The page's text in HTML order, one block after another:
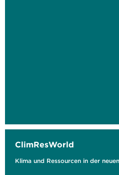
ClimResWorld
Klima und Ressourcen in der